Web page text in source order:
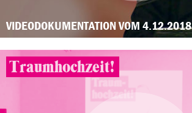
VIDEODOKUMENTATION VOM 4.12.2018
Traumhochzeit!